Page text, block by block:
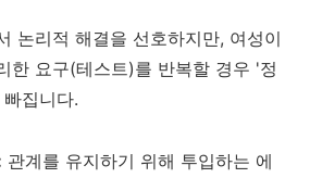
논리적 해결을 선호하지만, 여성이
한 요구(테스트)를 반복할 경우 '정
집니다.
관계를 유지하기 위해 투입하는 에